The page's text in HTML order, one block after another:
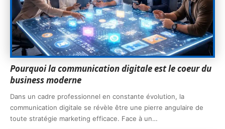
Pourquoi la communication digitale est le coeur du
business moderne
Dans un cadre professionnel en constante évolution, la
communication digitale se révèle être une pierre angulaire de
toute stratégie marketing efficace. Face à un…